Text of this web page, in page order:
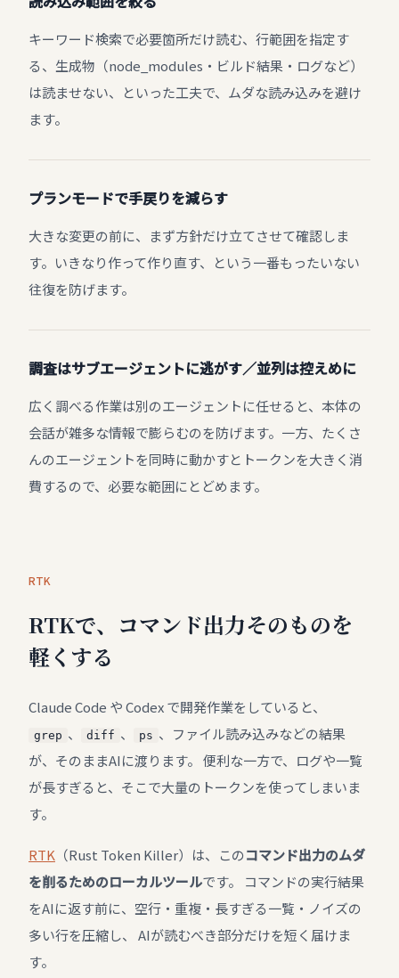
キーワード検索で必要箇所だけ読む、行範囲を指定す
る、生成物（node_modules・ビルド結果・ログなど）
は読ませない、といった工夫で、ムダな読み込みを避け
ます。
プランモードで手戻りを減らす
大きな変更の前に、まず方針だけ立てさせて確認しま
す。いきなり作って作り直す、という一番もったいない
往復を防げます。
調査はサブエージェントに逃がす／並列は控えめに
広く調べる作業は別のエージェントに任せると、本体の
会話が雑多な情報で膨らむのを防げます。一方、たくさ
んのエージェントを同時に動かすとトークンを大きく消
費するので、必要な範囲にとどめます。
RTK
RTKで、コマンド出力そのものを
軽くする
Claude Code や Codex で開発作業をしていると、
grep 、 diff 、 ps 、ファイル読み込みなどの結果
が、そのままAIに渡ります。 便利な一方で、ログや一覧
が長すぎると、そこで大量のトークンを使ってしまいま
す。
RTK （Rust Token Killer）は、このコマンド出力のムダ
を削るためのローカルツールです。 コマンドの実行結果
をAIに返す前に、空行・重複・長すぎる一覧・ノイズの
多い行を圧縮し、 AIが読むべき部分だけを短く届けま
す。